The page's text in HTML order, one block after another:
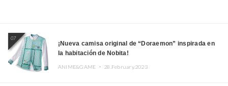
07
¡Nueva camisa original de “Doraemon” inspirada en
la habitación de Nobita!
ANIME&GAME ・ 28.February.2023